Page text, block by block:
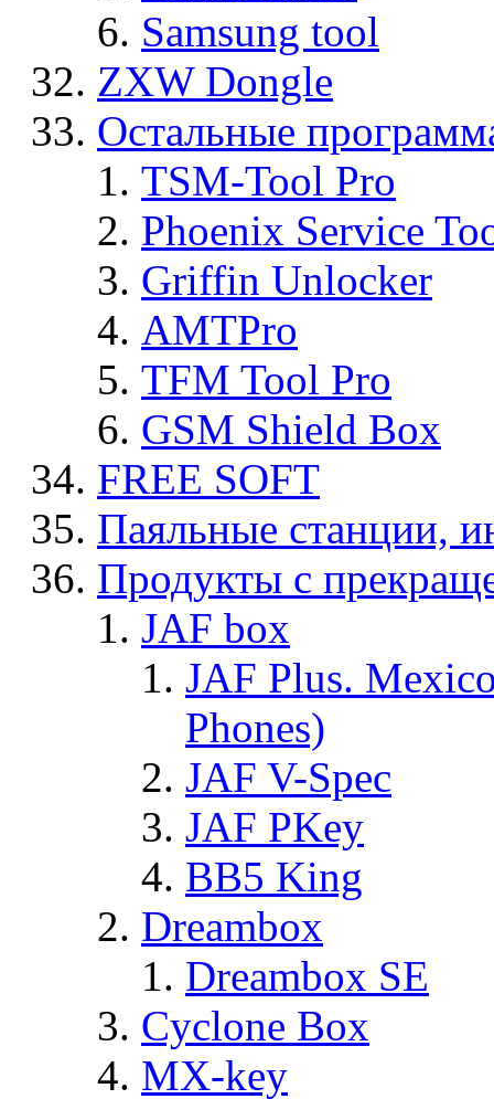
Samsung tool
ZXW Dongle
Остальные
TSM-Tool Pro
Phoenix Service
Griffin Unlocker
AMTPro
TFM Tool Pro
GSM Shield Box
FREE SOFT
Паяльные станции,
Продукты с
JAF box
JAF Plus.
Phones)
JAF V-Spec
JAF PKey
BB5 King
Dreambox
Dreambox SE
Cyclone Box
MX-key